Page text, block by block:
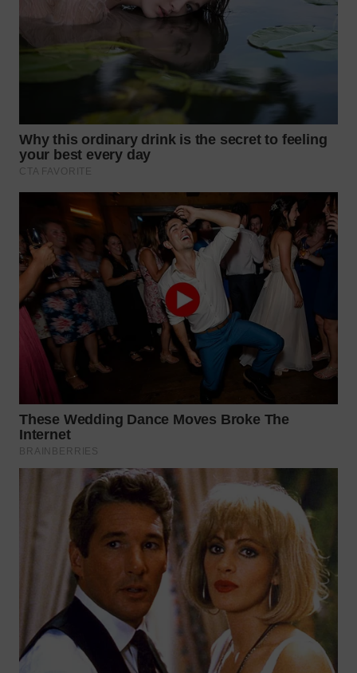
WAHANA
INFRASTRUKTUR
WAHANA
LISTRIK
WAHANA
TV
WAHANANEWS
ID
WAHANANEWS
WAHANANEWS
NET
WAHANA
WAHANA
WAHANA
SELEB